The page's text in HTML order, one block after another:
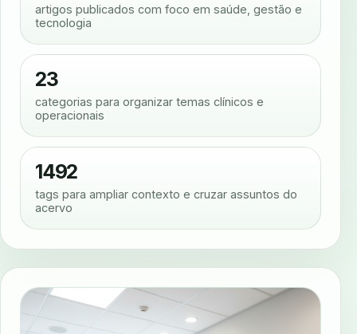
artigos publicados com foco em saúde, gestão e
tecnologia
23
categorias para organizar temas clínicos e
operacionais
1492
tags para ampliar contexto e cruzar assuntos do
acervo